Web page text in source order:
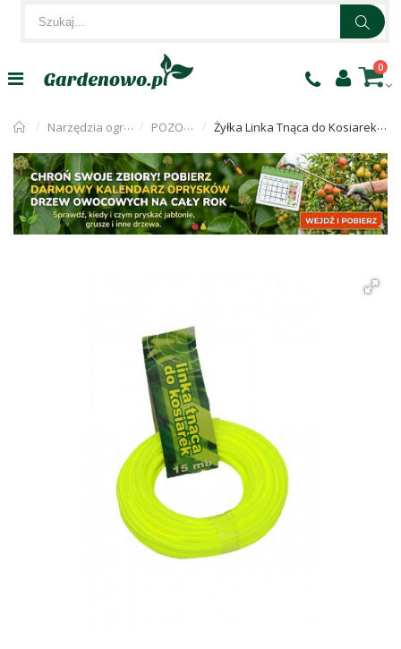
0
Narzędzia ogrodnicze POZOSTAŁE Żyłka Linka Tnąca do Kosiarek 1,6mm AgroJ